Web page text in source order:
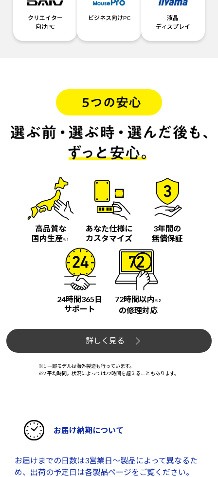
クリエイター
向けPC
ビジネス向けPC
液晶
ディスプレイ
高品質な
国内生産※1
あなた仕様に
カスタマイズ
3年間の
無償保証
24時間365日
サポート
72時間以内 ※2
の修理対応
詳しく見る
※1 一部モデルは海外製造も行っています。
※2 平均時間。状況によっては72時間を超えることもあります。
お届け納期について
お届けまでの日数は3営業日～製品によって異なるた
め、出荷の予定日は各製品ページをご覧ください。